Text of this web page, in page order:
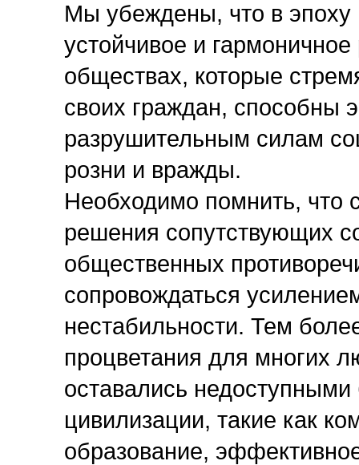
Мы убеждены, что в эпоху
устойчивое и
обществах, которые
своих граждан, способны
разрушительным силам
розни и вражды.
Необходимо помнить, что
решения сопутствующих
общественных
сопровождаться
нестабильности. Тем
процветания для многих
оставались
цивилизации, такие как
образование,